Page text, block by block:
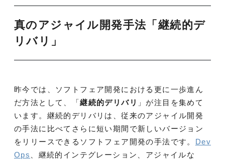
真のアジャイル開発手法「継続的デ
リバリ」
昨今では、ソフトフェア開発における更に一歩進ん
だ方法として、「継続的デリバリ 」が注目を集めて
います。継続的デリバリは、従来のアジャイル開発
の手法に比べてさらに短い期間で新しいバージョン
をリリースできるソフトフェア開発の手法です。 Dev
Ops
、継続的インテグレーション、アジャイルな